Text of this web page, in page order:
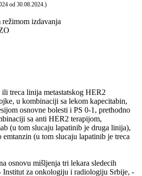
od 30.08.2024.)
izdavanja
treca linija metastatskog HER2
u kombinaciji sa lekom kapecitabin,
osnovne bolesti i PS 0-1, prethodno
sa anti HER2 terapijom,
(u tom slucaju lapatinib je druga linija),
emtanzin (u tom slucaju lapatinib je treca
osnovu mišljenja tri lekara sledecih
Institut za onkologiju i radiologiju Srbije, -